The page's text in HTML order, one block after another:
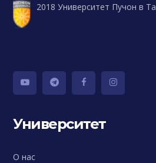
2018 Университет Пучон в
Университет
О нас